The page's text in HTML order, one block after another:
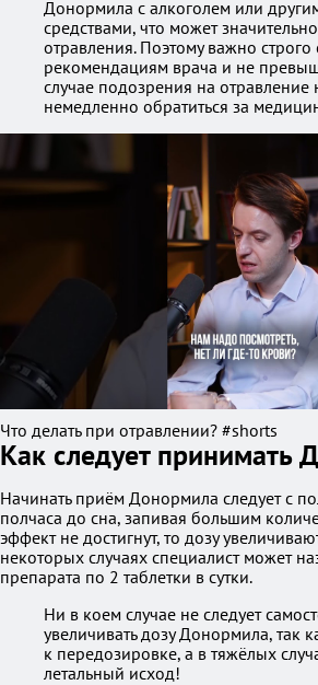
Донормила с алкоголем или
средствами, что может
отравления. Поэтому важно строго
рекомендациям врача и не
случае подозрения на
немедленно обратиться за
Что делать при отравлении? #shorts
Как следует принимать
Начинать приём Донормила следует с
полчаса до сна, запивая большим
эффект не достигнут, то дозу
некоторых случаях специалист может
препарата по 2 таблетки в сутки.
Ни в коем случае не следует
увеличивать дозу Донормила, так
к передозировке, а в тяжёлых
летальный исход!